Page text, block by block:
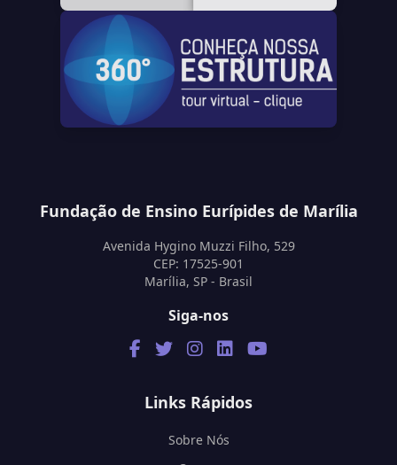
Fundação de Ensino Eurípides de Marília
Avenida Hygino Muzzi Filho, 529
CEP: 17525-901
Marília, SP - Brasil
Siga-nos
Links Rápidos
Sobre Nós